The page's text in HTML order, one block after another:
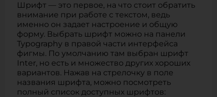
Шрифт — это первое, на что стоит обратить
внимание при работе с текстом, ведь
именно он задает настроение и общую
форму. Выбрать шрифт можно на панели
Typography в правой части интерфейса
фигмы. По умолчанию там выбран шрифт
Inter, но есть и множество других хороших
вариантов. Нажав на стрелочку в поле
названия шрифта, можно посмотреть
полный список доступных шрифтов: